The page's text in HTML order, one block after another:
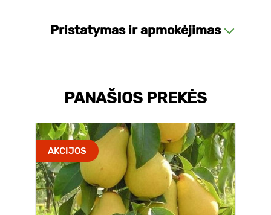
Pristatymas ir apmokėjimas
PANAŠIOS PREKĖS
AKCIJOS